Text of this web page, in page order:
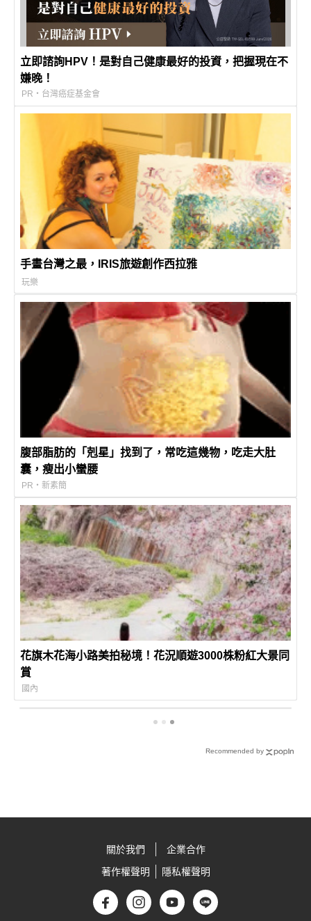
立即諮詢HPV！是對自己健康最好的投資，把握現在不
嫌晚！
PR・台灣癌症基金會
手畫台灣之最，IRIS旅遊創作西拉雅
玩樂
腹部脂肪的「剋星」找到了，常吃這幾物，吃走大肚
囊，瘦出小蠻腰
PR・新素簡
花旗木花海小路美拍秘境！花況順遊3000株粉紅大景同
賞
國內
Recommended by
關於我們
企業合作
著作權聲明
隱私權聲明